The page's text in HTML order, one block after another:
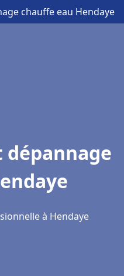
chauffe eau Hendaye
à Hendaye